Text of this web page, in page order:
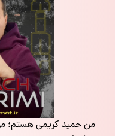
من حمید کریمی هستم؛